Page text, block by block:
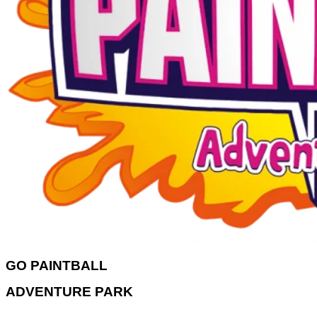
GO PAINTBALL
ADVENTURE PARK